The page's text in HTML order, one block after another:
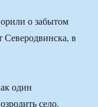
о забытом
Северодвинска, в